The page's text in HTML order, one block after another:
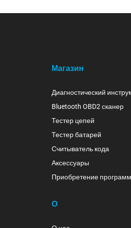
Магазин
Диагностический
Bluetooth OBD2 сканер
Тестер цепей
Тестер батарей
Считыватель кода
Аксессуары
Приобретение
О